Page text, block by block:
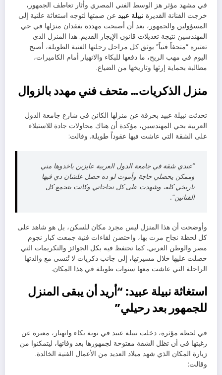
في مشهد مؤثر هز الوسط الفني المصري وأثار تعاطف الجمهور،
خرجت الفنانة القديرة نبيلة عبيد عن صمتها لتوجه استغاثة علنية إلى
المسؤولين والجمهور، بعد أن أصبحت مهددة بفقدان منزلها في حي
المهندسين نتيجة تعديلات قانون الإيجار القديم. هذا المنزل الذي
تعتبره “متحفاً فنياً” يوثق كل مراحل رحلتها الفنية الطويلة، أصبح
اليوم في مهب الريح، ما دفعها للبكاء والانهيار أمام الكاميرات،
مطالبة بحماية إرثها وتاريخها من الضياع.
منزل الذكريات… متحف فني مهدد بالزوال
تحدثت نبيلة عبيد بحرقة عن منزلها الكائن في شارع جامعة الدول
العربية بحي المهندسين، مؤكدة أن هناك محاولات جادة للاستيلاء
على الشقة التي عاشت فيها عقوداً طويلة. وقالت:
“عندي شقة في جامعة الدول العربية عايزين ياخدوها مني
وممكن يحصلي حاجة وأموت لو ده حصل علشان دي فيها
تاريخي كله، وشهدت على كل نجاحاتي وكانت بتجمع كل
الفنانين”.
وأوضحت أن هذا المنزل ليس مجرد مكان للسكن، بل هو شاهد على
كل لحظة نجاح مرت بها، واحتضن لقاءات فنية جمعت كبار نجوم
مصر والوطن العربي. كما تحتفظ فيه بكل الجوائز والتكريمات التي
حصلت عليها خلال مسيرتها، إلى جانب ذكريات لا تُنسى مع والدتها
الراحلة التي عاشت معها سنوات طويلة في هذا المكان.
استغاثة نبيلة عبيد: “أريد أن يبقى المنزل
للجمهور بعد رحيلي”
في لحظة مؤثرة، دخلت نبيلة عبيد في نوبة بكاء وانهيار، معبرة عن
رغبتها في أن تظل الشقة مفتوحة لجمهورها بعد وفاتها، ليتمكنوا من
زيارة المكان الذي شهد ميلاد العديد من الأعمال الفنية الخالدة.
وقالت: